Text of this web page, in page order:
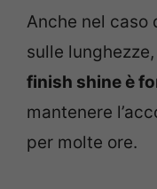
Anche nel caso
sulle
finish shine è
mantenere
per molte ore.